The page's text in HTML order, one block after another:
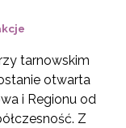
tarnowskim
otwarta
i Regionu od
Z